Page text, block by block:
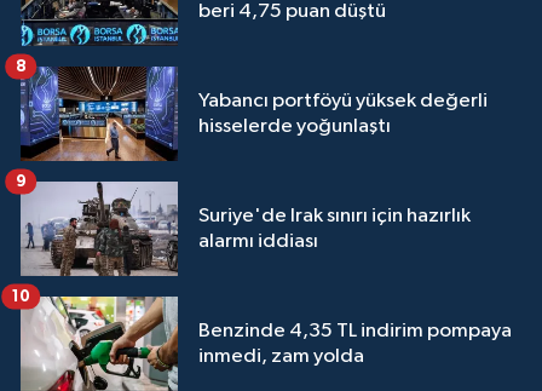
beri 4,75 puan düştü
Yabancı portföyü yüksek değerli
hisselerde yoğunlaştı
8
Suriye'de Irak sınırı için hazırlık
alarmı iddiası
9
Benzinde 4,35 TL indirim pompaya
inmedi, zam yolda
10